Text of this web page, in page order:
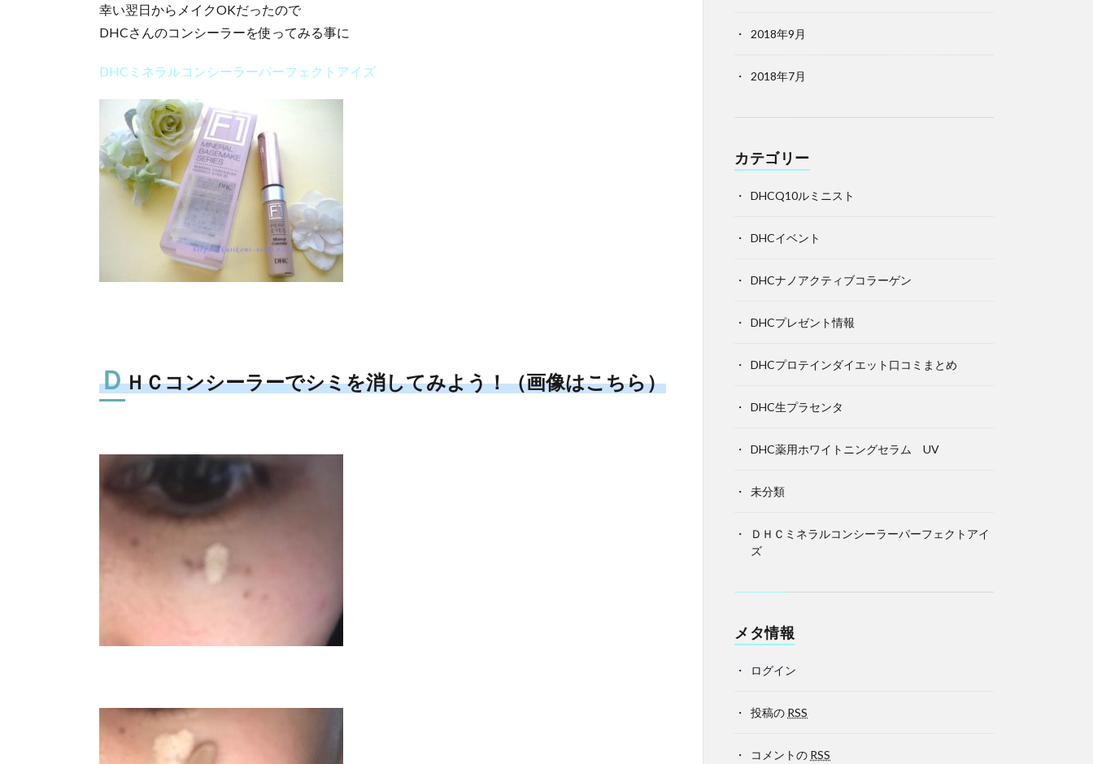
幸い翌日からメイクOKだったので
DHCさんのコンシーラーを使ってみる事に
DHCミネラルコンシーラーパーフェクトアイズ
ＤＨＣコンシーラーでシミを消してみよう！（画像はこちら）
2018年9月
2018年7月
カテゴリー
DHCQ10ルミニスト
DHCイベント
DHCナノアクティブコラーゲン
DHCプレゼント情報
DHCプロテインダイエット口コミまとめ
DHC生プラセンタ
DHC薬用ホワイトニングセラム UV
未分類
ＤＨＣミネラルコンシーラーパーフェクトアイ
ズ
メタ情報
ログイン
投稿の RSS
コメントの RSS